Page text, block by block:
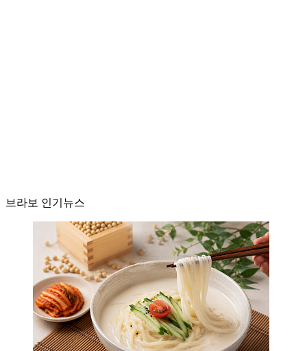
브라보 인기뉴스